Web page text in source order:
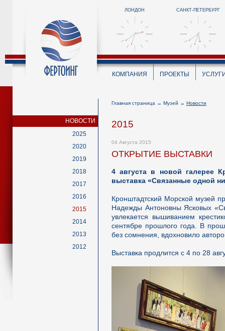
ЛОНДОН САНКТ-ПЕТЕРБУРГ
КОМПАНИЯ ПРОЕКТЫ
НОВОСТИ
2025
2020
2019
2018
2017
2016
2015
2014
2013
2012
Главная страница → Музей → Новости
2015
04 Августа 2015
ОТКРЫТИЕ ВЫСТАВКИ
4 августа в новой галерее
выставка «Связанные одной
Кронштадтский Морской музей
Надежды Антоновны Ясковых
увлекается вышиванием
сентябре прошлого года. В
без сомнения, вдохновило
Выставка продлится с 4 по 28